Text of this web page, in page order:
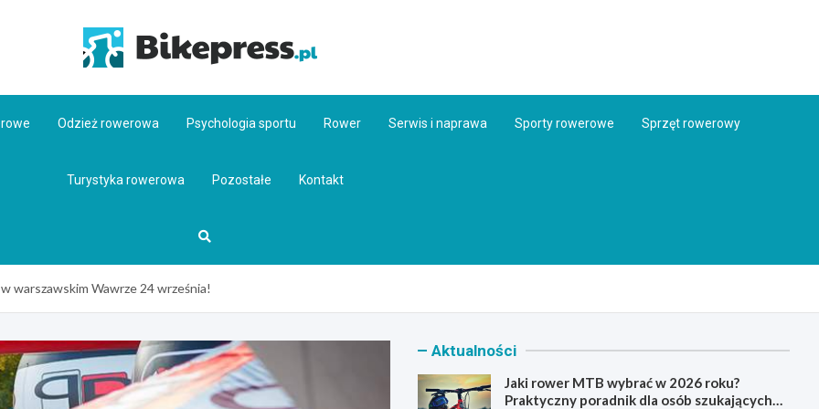
Odzież rowerowa Psychologia sportu Rower Serwis i naprawa Sporty rowerowe Sprzęt rowerowy
Turystyka rowerowa Pozostałe Kontakt
warszawskim Wawrze 24 września!
Aktualności
Jaki rower MTB wybrać w 2026 roku?
Praktyczny poradnik dla osób szukających